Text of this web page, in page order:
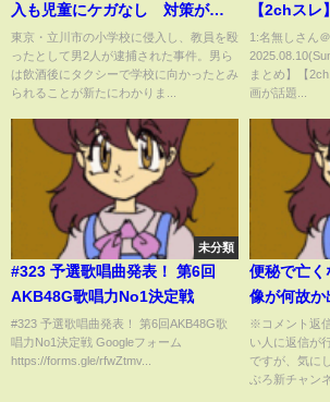
入も児童にケガなし 対策が浸
透の背景 生かされた教訓 学
校ごとに“安全マニュアル”
東京・立川市の小学校に侵入し、教員を殴
ったとして男2人が逮捕された事件。男ら
は飲酒後にタクシーで学校に向かったとみ
られることが新たにわかりま...
【2chスレ
1:名無しさん
まとめ】【
画が話題...
未分類
#323 予選歌唱曲発表！ 第6回
AKB48G歌唱力No1決定戦
#323 予選歌唱曲発表！ 第6回AKB48G歌
唱力No1決定戦 Googleフォーム
https://forms.gle/rfwZtmv...
便秘で亡く
像が何故か
【都市伝説
※コメント返
い人に返信が
ですが、気に
ぶろ新チャン